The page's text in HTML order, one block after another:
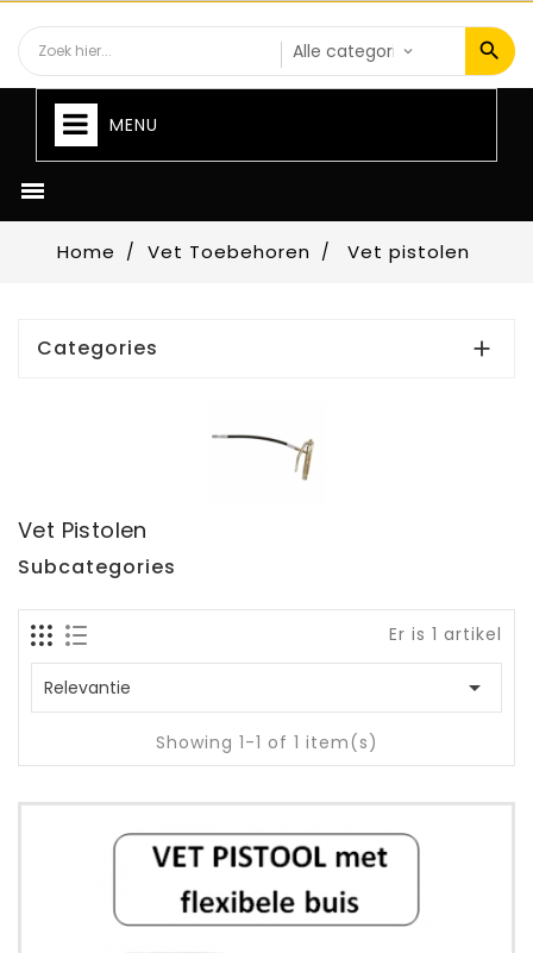
MENU

Home Vet Toebehoren Vet pistolen
Categories 
Vet Pistolen
Subcategories
Er is 1 artikel
Relevantie 
Showing 1-1 of 1 item(s)